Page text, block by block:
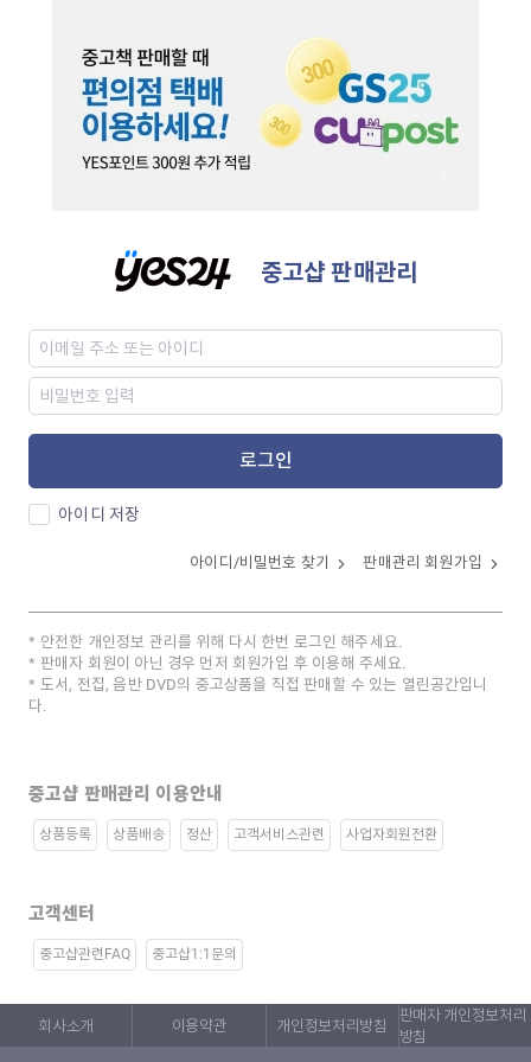
중고샵 판매관리
로그인
아이디 저장
아이디/비밀번호 찾기 판매관리 회원가입
안전한 개인정보 관리를 위해 다시 한번 로그인 해주세요.
판매자 회원이 아닌 경우 먼저 회원가입 후 이용해 주세요.
도서, 전집, 음반 DVD의 중고상품을 직접 판매할 수 있는 열린공간입니
다.
중고샵 판매관리 이용안내
상품등록 상품배송 정산 고객서비스관련 사업자회원전환
고객센터
중고샵관련FAQ 중고샵1:1문의
회사소개 이용약관 개인정보처리방침
판매자 개인정보처리
방침